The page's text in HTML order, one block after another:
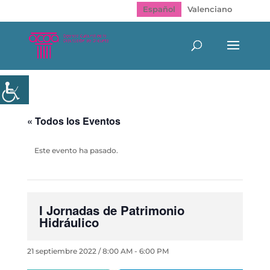
Español Valenciano
« Todos los Eventos
Este evento ha pasado.
I Jornadas de Patrimonio
Hidráulico
21 septiembre 2022 / 8:00 AM- 6:00 PM